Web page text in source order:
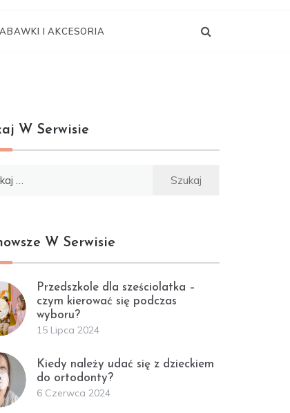
I AKCESORIA
W Serwisie
W Serwisie
Przedszkole dla sześciolatka –
czym kierować się podczas
wyboru?
15 Lipca 2024
Kiedy należy udać się z dzieckiem
do ortodonty?
6 Czerwca 2024